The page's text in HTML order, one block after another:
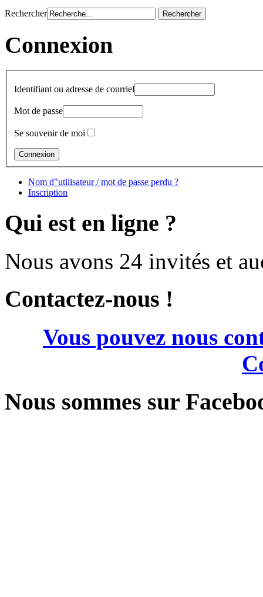
Rechercher
Connexion
Identifiant ou adresse de courriel
Mot de passe
Se souvenir de moi
Nom d"utilisateur / mot de passe perdu ?
Inscription
Qui est en ligne ?
Nous avons 24 invités et
Contactez-nous !
Vous pouvez nous
Nous sommes sur